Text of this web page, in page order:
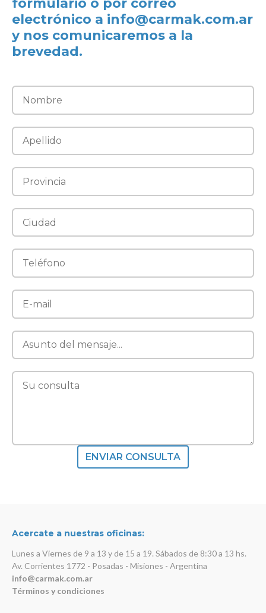
formulario o por correo
electrónico a info@carmak.com.ar
y nos comunicaremos a la
brevedad.
ENVIAR CONSULTA
Acercate a nuestras oficinas:
Lunes a Viernes de 9 a 13 y de 15 a 19. Sábados de 8:30 a 13 hs.
Av. Corrientes 1772 - Posadas - Misiones - Argentina
info@carmak.com.ar
Términos y condiciones